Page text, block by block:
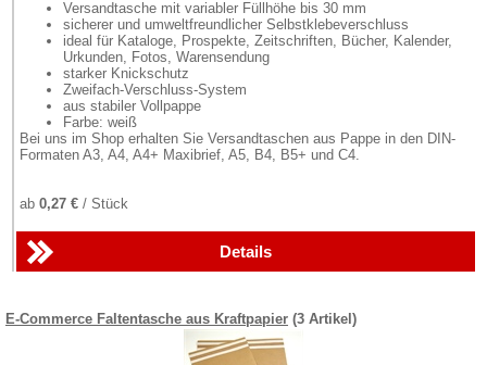
Versandtasche mit variabler Füllhöhe bis 30 mm
sicherer und umweltfreundlicher Selbstklebeverschluss
ideal für Kataloge, Prospekte, Zeitschriften, Bücher, Kalender,
Urkunden, Fotos, Warensendung
starker Knickschutz
Zweifach-Verschluss-System
aus stabiler Vollpappe
Farbe: weiß
Bei uns im Shop erhalten Sie Versandtaschen aus Pappe in den DIN-
Formaten A3, A4, A4+ Maxibrief, A5, B4, B5+ und C4.
ab 0,27 € / Stück
Details
E-Commerce Faltentasche aus Kraftpapier (3 Artikel)